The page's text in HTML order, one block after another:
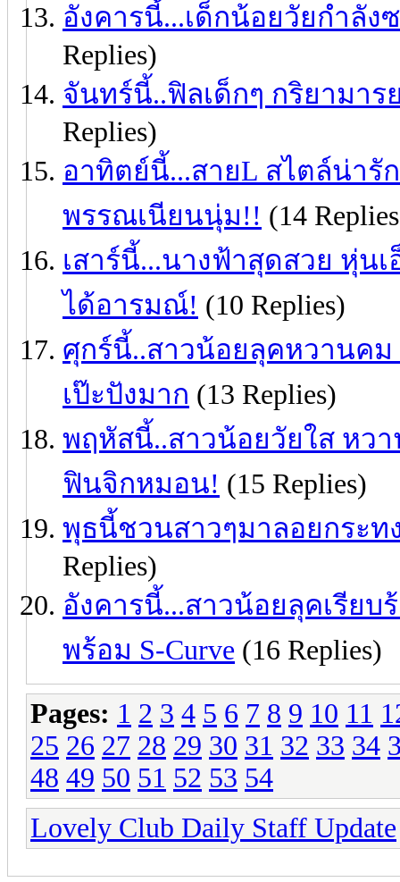
อังคารนี้...เด็กน้อยวัยกำลัง
Replies)
จันทร์นี้..ฟิลเด็กๆ กริยามา
Replies)
อาทิตย์นี้...สายL สไตล์น่ารั
พรรณเนียนนุ่ม!! (14
เสาร์นี้...นางฟ้าสุดสวย หุ่น
ได้อารมณ์! (10 Replies)
ศุกร์นี้..สาวน้อยลุคหวานคม
เป๊ะปังมาก (13 Replies)
พฤหัสนี้..สาวน้อยวัยใส หว
ฟินจิกหมอน! (15 Replies)
พุธนี้ชวนสาวๆมาลอยกระท
Replies)
อังคารนี้...สาวน้อยลุคเรียบ
พร้อม S-Curve (16 Replies)
Pages: 1 2 3 4 5 6 7 8 9 10 11
25 26 27 28 29 30 31 32 33 34
48 49 50 51 52 53 54
Lovely Club Daily Staff Update